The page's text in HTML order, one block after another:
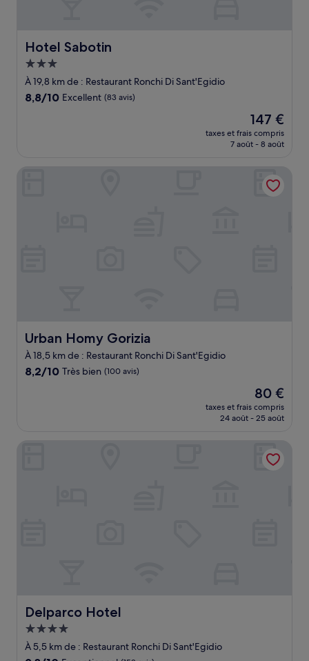
Hotel Sabotin
Hotel Sabotin
Hébergement
3.0 étoiles
À 19,8 km de : Restaurant Ronchi Di Sant'Egidio
8.8
8,8/10 Excellent (83 avis)
Le
nouveau
prix
de
147 €
147 €
taxes et frais compris
7 août - 8 août
Urban Homy Gorizia
Urban Homy Gorizia
À 18,5 km de : Restaurant Ronchi Di Sant'Egidio
8.2
8,2/10 Très bien (100 avis)
Le
nouveau
prix
de
80 €
80 €
taxes et frais compris
24 août - 25 août
Delparco Hotel
Delparco Hotel
Hébergement
4.0 étoiles
À 5,5 km de : Restaurant Ronchi Di Sant'Egidio